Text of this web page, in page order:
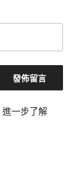
進一步了解